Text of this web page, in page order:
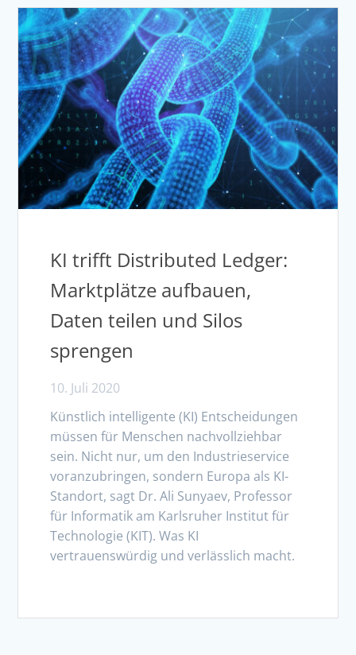
KI trifft Distributed Ledger:
Marktplätze aufbauen,
Daten teilen und Silos
sprengen
10. Juli 2020
Künstlich intelligente (KI) Entscheidungen
müssen für Menschen nachvollziehbar
sein. Nicht nur, um den Industrieservice
voranzubringen, sondern Europa als KI-
Standort, sagt Dr. Ali Sunyaev, Professor
für Informatik am Karlsruher Institut für
Technologie (KIT). Was KI
vertrauenswürdig und verlässlich macht.